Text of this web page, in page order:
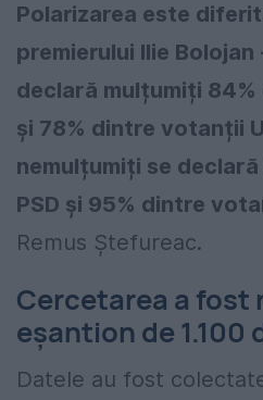
Polarizarea este
premierului Ilie Bolojan
declară mulțumiți
și 78% dintre votanții
nemulțumiți se
PSD și 95% dintre
Remus Ștefureac.
Cercetarea a fost
eșantion de 1.100
Datele au fost